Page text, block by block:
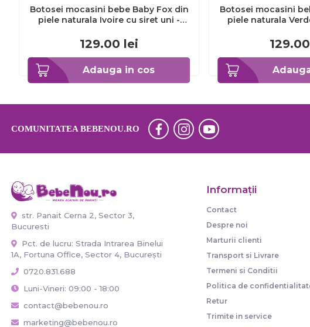
Adauga in cos
Botosei mocasini bebe Baby Fox din
piele naturala Ivoire cu siret uni -
129.00 lei
Botosei mocasini
piele naturala
129.00
COMUNITATEA BEBENOU.RO
str. Panait Cerna 2, Sector 3,
Bucuresti
Pct. de lucru: Strada Intrarea Binelui
1A, Fortuna Office, Sector 4, București
0720.831.688
Luni-Vineri: 09:00 - 18:00
contact@bebenou.ro
marketing@bebenou.ro
Informaţii
Contact
Despre noi
Marturii clienti
Transport si Livrare
Termeni si Conditii
Politica de
Retur
Trimite in service